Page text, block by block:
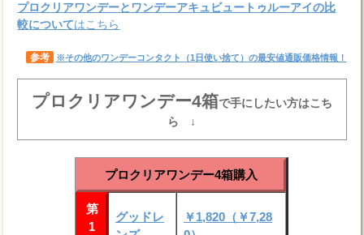
プロクリアワンデーとワンデーアキュビュートゥルーアイの比
較についてはこちら
参考 ※その他のワンデーコンタクト（1日使い捨て）の最安値通販価格情報！
プロクリアワンデー4箱で手にしたい方はこち
ら ↓
プロクリアワンデー4箱購入
第
1
グッドレ
￥1,820（￥7,28